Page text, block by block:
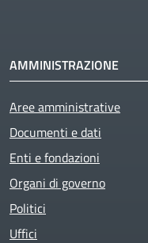
AMMINISTRAZIONE
Aree amministrative
Documenti e dati
Enti e fondazioni
Organi di governo
Politici
Uffici